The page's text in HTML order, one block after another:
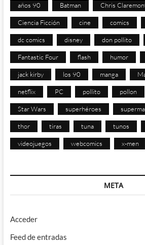
años 90 Batman Chris
Ciencia Ficción cine comics
dc comics disney don pollito
Fantastic Four flash humor
jack kirby los 90 manga
netflix PC pollito pollon
Star Wars superhéroes
thor tiras tuna tunos
videojuegos webcomics x-men
META
Acceder
Feed de entradas